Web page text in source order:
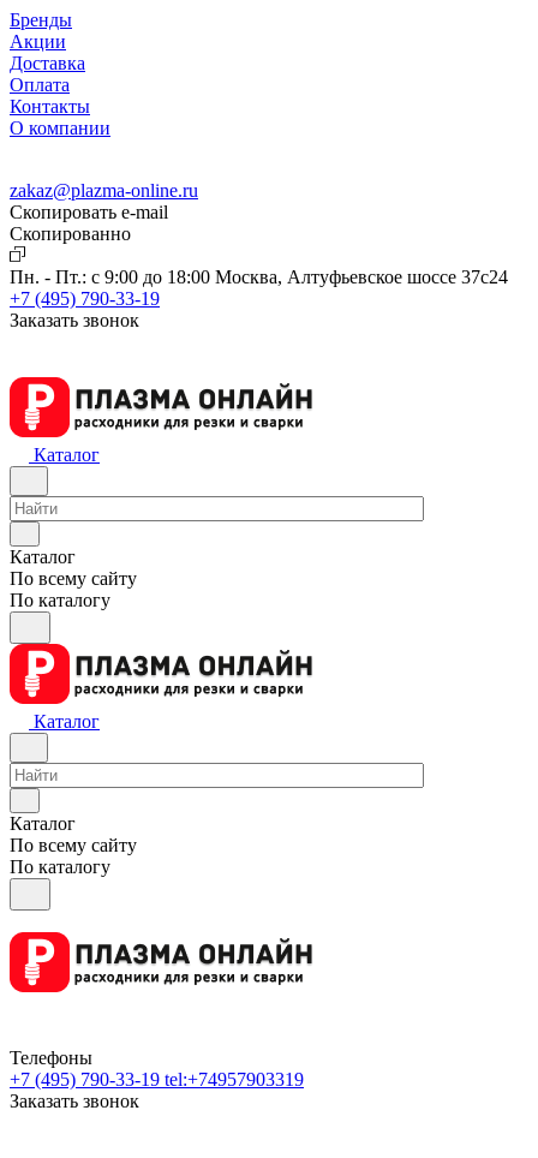
Бренды
Акции
Доставка
Оплата
Контакты
О компании
zakaz@plazma-online.ru
Скопировать e-mail
Cкопированно
Пн. - Пт.: с 9:00 до 18:00 Москва, Алтуфьевское шоссе 37с24
+7 (495) 790-33-19
Заказать звонок
Каталог
Каталог
По всему сайту
По каталогу
Каталог
Каталог
По всему сайту
По каталогу
Телефоны
+7 (495) 790-33-19 tel:+74957903319
Заказать звонок